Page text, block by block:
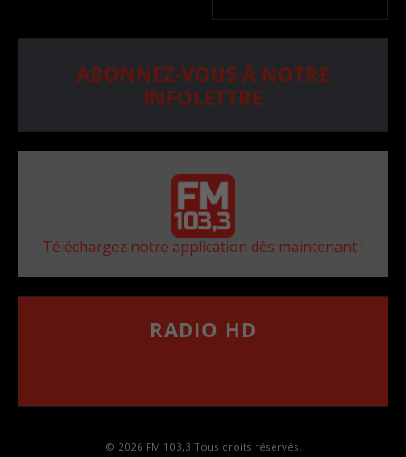
ABONNEZ-VOUS À NOTRE
INFOLETTRE
Téléchargez notre application dès maintenant !
RADIO HD
© 2026 FM 103,3 Tous droits réservés.